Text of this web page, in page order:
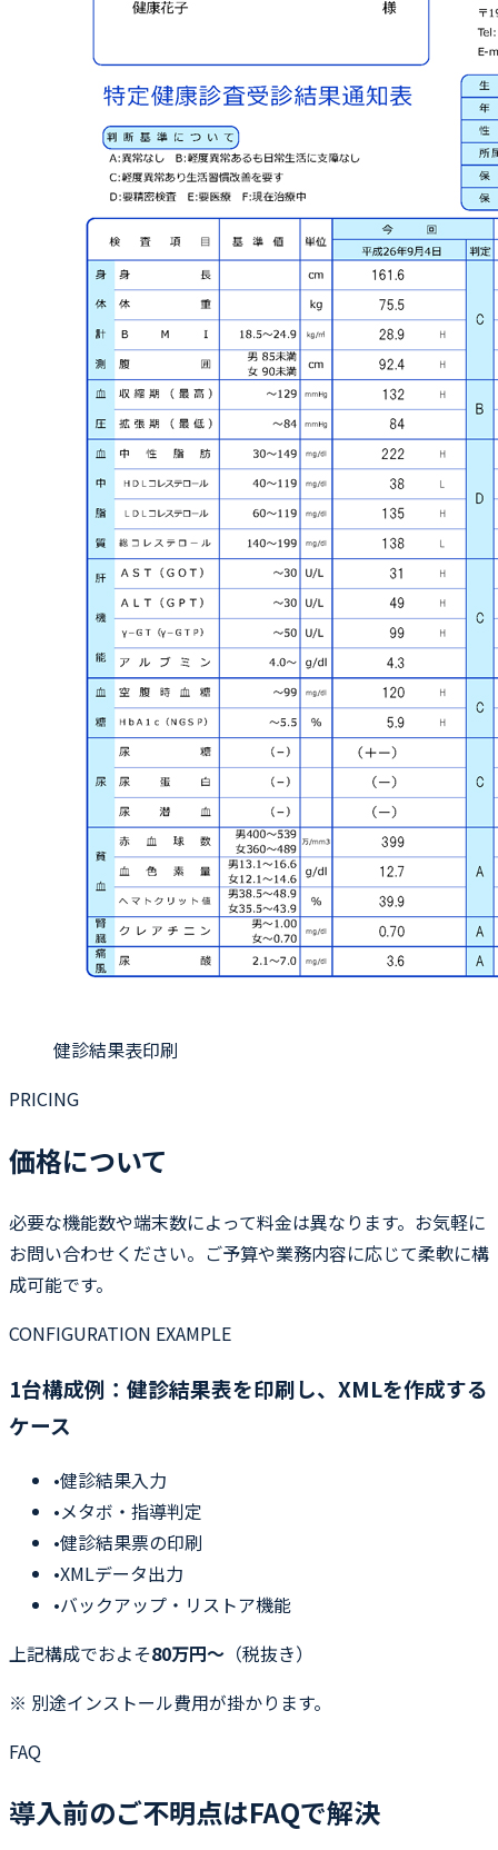
健診結果表印刷
PRICING
価格について
必要な機能数や端末数によって料金は異なります。お気軽に
お問い合わせください。ご予算や業務内容に応じて柔軟に構
成可能です。
CONFIGURATION EXAMPLE
1台構成例：健診結果表を印刷し、XMLを作成する
ケース
•健診結果入力
•メタボ・指導判定
•健診結果票の印刷
•XMLデータ出力
•バックアップ・リストア機能
上記構成でおよそ80万円〜 （税抜き）
※ 別途インストール費用が掛かります。
FAQ
導入前のご不明点はFAQで解決